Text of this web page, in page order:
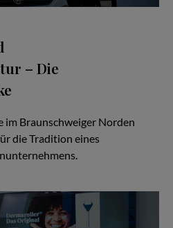
– Die
im Braunschweiger Norden
die Tradition eines